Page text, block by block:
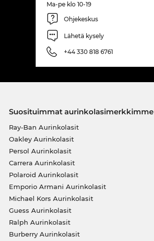
Ma-pe klo 10-19
Ohjekeskus
Lähetä kysely
+44 330 818 6761
Suosituimmat aurinkolasimerkkimme
Ray-Ban Aurinkolasit
Oakley Aurinkolasit
Persol Aurinkolasit
Carrera Aurinkolasit
Polaroid Aurinkolasit
Emporio Armani Aurinkolasit
Michael Kors Aurinkolasit
Guess Aurinkolasit
Ralph Aurinkolasit
Burberry Aurinkolasit